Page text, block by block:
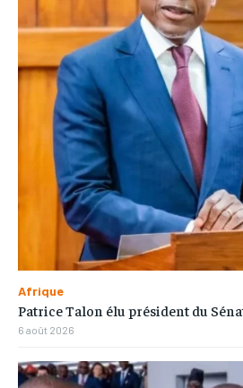
Afrique
Patrice Talon élu président du
6 août 2026